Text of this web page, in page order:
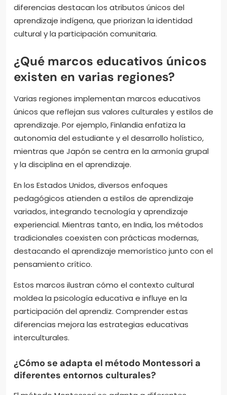
diferencias destacan los atributos únicos del
aprendizaje indígena, que priorizan la identidad
cultural y la participación comunitaria.
¿Qué marcos educativos únicos
existen en varias regiones?
Varias regiones implementan marcos educativos
únicos que reflejan sus valores culturales y estilos de
aprendizaje. Por ejemplo, Finlandia enfatiza la
autonomía del estudiante y el desarrollo holístico,
mientras que Japón se centra en la armonía grupal
y la disciplina en el aprendizaje.
En los Estados Unidos, diversos enfoques
pedagógicos atienden a estilos de aprendizaje
variados, integrando tecnología y aprendizaje
experiencial. Mientras tanto, en India, los métodos
tradicionales coexisten con prácticas modernas,
destacando el aprendizaje memorístico junto con el
pensamiento crítico.
Estos marcos ilustran cómo el contexto cultural
moldea la psicología educativa e influye en la
participación del aprendiz. Comprender estas
diferencias mejora las estrategias educativas
interculturales.
¿Cómo se adapta el método Montessori a
diferentes entornos culturales?